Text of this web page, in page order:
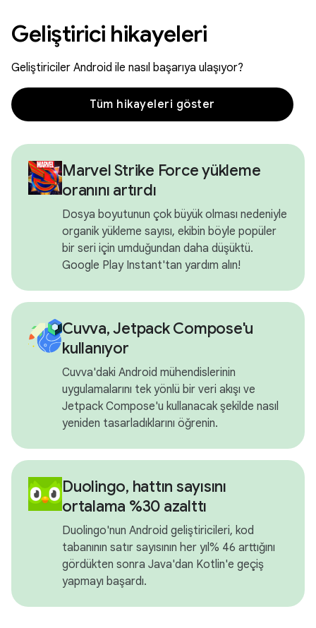
Geliştirici hikayeleri
Geliştiriciler Android ile nasıl başarıya ulaşıyor?
Tüm hikayeleri göster
Marvel Strike Force yükleme
oranını artırdı
Dosya boyutunun çok büyük olması nedeniyle
organik yükleme sayısı, ekibin böyle popüler
bir seri için umduğundan daha düşüktü.
Google Play Instant'tan yardım alın!
Cuvva, Jetpack Compose'u
kullanıyor
Cuvva'daki Android mühendislerinin
uygulamalarını tek yönlü bir veri akışı ve
Jetpack Compose'u kullanacak şekilde nasıl
yeniden tasarladıklarını öğrenin.
Duolingo, hattın sayısını
ortalama %30 azalttı
Duolingo'nun Android geliştiricileri, kod
tabanının satır sayısının her yıl% 46 arttığını
gördükten sonra Java'dan Kotlin'e geçiş
yapmayı başardı.